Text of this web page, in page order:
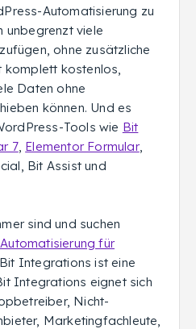
Automatisierung zu
unbegrenzt viele
ohne zusätzliche
komplett kostenlos,
Daten ohne
können. Und es
Tools wie Bit
7, Elementor Formular,
Bit Assist und
sind und suchen
für
Integrations ist eine
Integrations eignet sich
Nicht-
Marketingfachleute,